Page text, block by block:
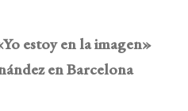
estoy en la imagen»
en Barcelona